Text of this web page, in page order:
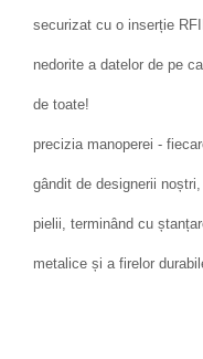
securizat cu o inserție
nedorite a datelor de pe
de toate!
precizia manoperei -
gândit de designerii
pielii, terminând cu
metalice și a firelor